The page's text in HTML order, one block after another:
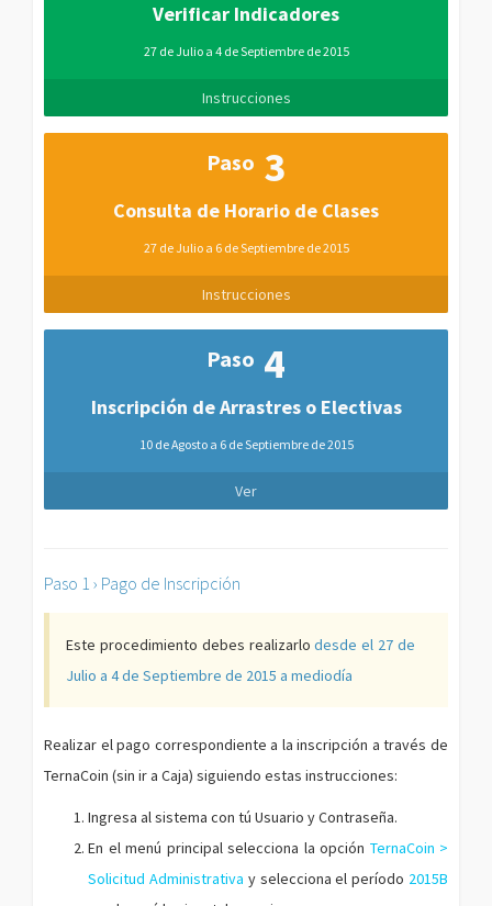
Verificar Indicadores
27 de Julio a 4 de Septiembre de 2015
Instrucciones
Paso 3
Consulta de Horario de Clases
27 de Julio a 6 de Septiembre de 2015
Instrucciones
Paso 4
Inscripción de Arrastres o Electivas
10 de Agosto a 6 de Septiembre de 2015
Ver
Paso 1 › Pago de Inscripción
Este procedimiento debes realizarlodesde el 27 de
Julio a 4 de Septiembre de 2015 a mediodía
Realizar el pago correspondiente a la inscripción a través de
TernaCoin (sin ir a Caja) siguiendo estas instrucciones:
Ingresa al sistema con tú Usuario y Contraseña.
En el menú principal selecciona la opción TernaCoin >
Solicitud Administrativa y selecciona el período 2015B